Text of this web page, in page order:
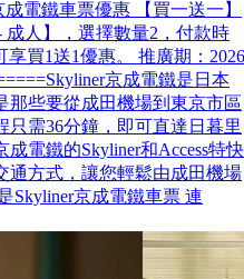
電鐵車票優惠 【買一送一】
人】，選擇數量2，付款時
買1送1優惠。 推廣期：2026
京成電鐵是日本
那些要從成田機場到東京市區
需36分鐘，即可直達日暮里
電鐵的Skyliner和Access特快
通方式，讓您輕鬆由成田機場
Skyliner京成電鐵車票 連